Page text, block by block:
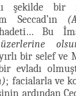
şekilde bir
Seccad’ın
Bu
bir selef ve
evladı
; facialarla ve
ardından